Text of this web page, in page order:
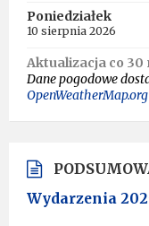
Poniedziałek
10 sierpnia 2026
Aktualizacja co 30
Dane pogodowe
OpenWeatherMap.org
Wydarzenia